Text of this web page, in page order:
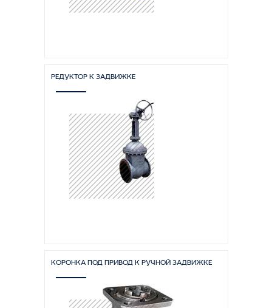
РЕДУКТОР К ЗАДВИЖКЕ
КОРОНКА ПОД ПРИВОД К РУЧНОЙ ЗАДВИЖКЕ